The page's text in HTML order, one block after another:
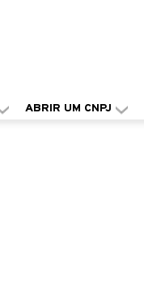
ABRIR UM CNPJ